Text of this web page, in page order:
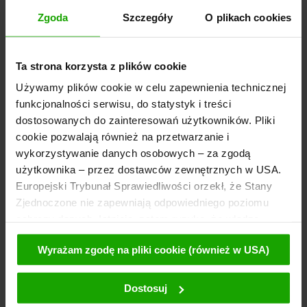
Zgoda Szczegóły O plikach cookies
Ta strona korzysta z plików cookie
Używamy plików cookie w celu zapewnienia technicznej
funkcjonalności serwisu, do statystyk i treści
dostosowanych do zainteresowań użytkowników. Pliki
cookie pozwalają również na przetwarzanie i
wykorzystywanie danych osobowych – za zgodą
użytkownika – przez dostawców zewnętrznych w USA.
Europejski Trybunał Sprawiedliwości orzekł, że Stany
Zjednoczone nie zapewniają odpowiedniego poziomu
amerykańskie mogą uzyskać dostęp do danych
użytkownika w celu kontroli i monitorowania. Podstawę
takich działań stanowią odpowiednie wymagania wobec
dostawców zewnętrznych (np. Google, Meta). Ponadto
przeciwko takim działaniom nie istnieją żadne skuteczne
Wyrażam zgodę na pliki cookie (również w USA)
Dostosuj